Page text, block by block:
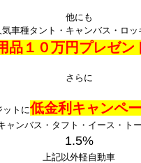
他にも
気車種タント・キャンバス・ロッ
品１０万円プレゼン
さらに
ットに低金利キャンペ
ャンバス・タフト・イース・ト
1.5%
上記以外軽自動車